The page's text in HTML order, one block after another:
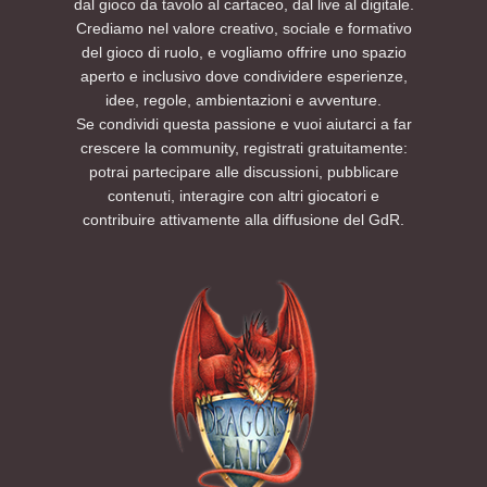
molto interessanti.
Degno di nota per i membri di D'L che
vorranno parteciparvi è il padiglione
nominato Tenda dei Giochi (The Riddle Pit).
Quest'area è dedicata alle attività di gioco,
dove esperti e neofiti potranno cimentarsi in
sessioni multi-tavolo, partecipare a workshop
tematici, provare nuovi giochi in apposite
sessioni dimostrative, chiacchierare e
divertirsi.
dall’inizio alla fine.
Per ulteriori informazioni consultate la
sezione FAQ di questo evento. Per esigenze
particolari è possibile contattarci tramite i
nostri canali social.
Non vediamo l’ora di vedervi lì.
Preparatevi a tirare l’iniziativa: tra tortelli,
colline e oscurità… la missione sta per
cominciare.
PRENOTA UN POSTO AL TAVOLO SUL NOSTRO
ed eventi futuri, seguite AETERNIS sui social e
su Eventbrite per ricevere le notifiche di
apertura delle nuove iscrizioni.
Sito Web
Instagram
YouTube
dal gioco da tavolo al cartaceo, dal live al digitale.
Crediamo nel valore creativo, sociale e formativo
del gioco di ruolo, e vogliamo offrire uno spazio
aperto e inclusivo dove condividere esperienze,
idee, regole, ambientazioni e avventure.
Se condividi questa passione e vuoi aiutarci a far
crescere la community, registrati gratuitamente:
potrai partecipare alle discussioni, pubblicare
contenuti, interagire con altri giocatori e
contribuire attivamente alla diffusione del GdR.